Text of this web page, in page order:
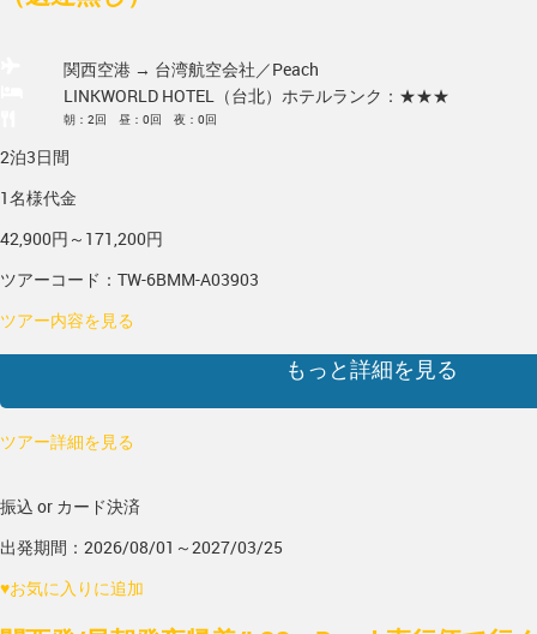
関西空港 → 台湾航空会社／Peach
LINKWORLD HOTEL（台北） ホテルランク：★★★
朝：2回 昼：0回 夜：0回
2泊3日間
1名様代金
42,900円～171,200円
ツアーコード：TW-6BMM-A03903
ツアー内容を見る
もっと詳細を見る
ツアー詳細を見る
振込 or カード決済
出発期間：2026/08/01～2027/03/25
♥お気に入りに追加